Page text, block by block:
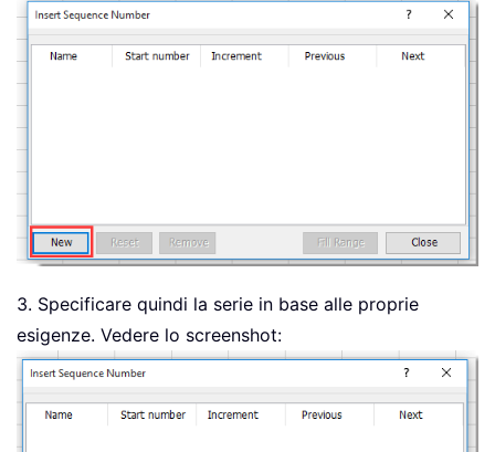
3. Specificare quindi la serie in base alle proprie
esigenze. Vedere lo screenshot: